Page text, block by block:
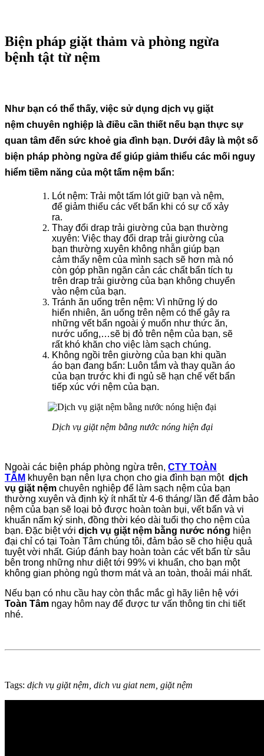
Biện pháp giặt thảm và phòng ngừa
bệnh tật từ nệm
Như bạn có thể thấy, việc sử dụng dịch vụ giặt
nệm chuyên nghiệp là điều cần thiết nếu bạn thực sự
quan tâm đến sức khoẻ gia đình bạn. Dưới đây là một số
biện pháp phòng ngừa để giúp giảm thiểu các mối nguy
hiểm tiềm năng của một tấm nệm bẩn:
Lót nệm: Trải một tấm lót giữ bạn và nệm,
để giảm thiểu các vết bẩn khi có sự cố xảy
ra.
Thay đổi drap trải giường của bạn thường
xuyên: Việc thay đổi drap trải giường của
bạn thường xuyên không nhẫn giúp bạn
cảm thấy nệm của mình sạch sẽ hơn mà nó
còn góp phần ngăn cản các chất bẩn tích tụ
trên drap trải giường của bạn không chuyển
vào nệm của bạn.
Tránh ăn uống trên nệm: Vì những lý do
hiển nhiên, ăn uống trên nệm có thể gây ra
những vết bẩn ngoài ý muốn như thức ăn,
nước uống,…sẽ bị đỏ trên nệm của bạn, sẽ
rất khó khăn cho việc làm sạch chúng.
Không ngồi trên giường của bạn khi quần
áo bạn đang bẩn: Luôn tắm và thay quần áo
của bạn trước khi đi ngủ sẽ hạn chế vết bẩn
tiếp xúc với nệm của bạn.
Dịch vụ giặt nệm bằng nước nóng hiện đại
Ngoài các biện pháp phòng ngừa trên, CTY TOÀN
TÂM khuyên bạn nên lựa chọn cho gia đình bạn một dịch
vụ giặt nệm chuyên nghiệp để làm sạch nệm của bạn
thường xuyên và định kỳ ít nhất từ 4-6 tháng/ lần để đảm bảo
nệm của bạn sẽ loại bỏ được hoàn toàn bụi, vết bẩn và vi
khuẩn nấm ký sinh, đồng thời kéo dài tuổi thọ cho nệm của
bạn. Đặc biệt với dịch vụ giặt nệm bằng nước nóng hiện
đại chỉ có tại Toàn Tâm chúng tôi, đảm bảo sẽ cho hiệu quả
tuyệt vời nhất. Giúp đánh bay hoàn toàn các vết bẩn từ sâu
bên trong những như diệt tới 99% vi khuẩn, cho bạn một
không gian phòng ngủ thơm mát và an toàn, thoải mái nhất.
Nếu bạn có nhu cầu hay còn thắc mắc gì hãy liên hệ với
Toàn Tâm ngay hôm nay để được tư vấn thông tin chi tiết
nhé.
Tags: dịch vụ giặt nệm dich vu giat nem giặt nệm